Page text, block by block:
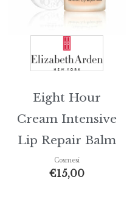
Eight Hour
Cream Intensive
Lip Repair Balm
Cosmesi
€15,00